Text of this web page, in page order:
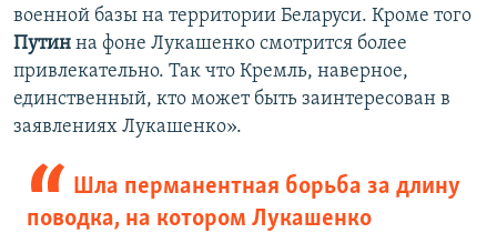
военной базы на территории Беларуси. Кроме того
Путин на фоне Лукашенко смотрится более
привлекательно. Так что Кремль, наверное,
единственный, кто может быть заинтересован в
заявлениях Лукашенко».
Шла перманентная борьба за длину
поводка, на котором Лукашенко